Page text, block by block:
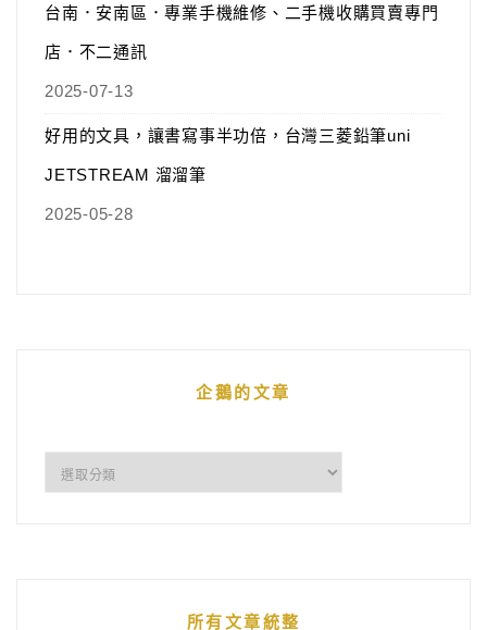
台南．安南區．專業手機維修、二手機收購買賣專門
店．不二通訊
2025-07-13
好用的文具，讓書寫事半功倍，台灣三菱鉛筆uni
JETSTREAM 溜溜筆
2025-05-28
企鵝的文章
所有文章統整